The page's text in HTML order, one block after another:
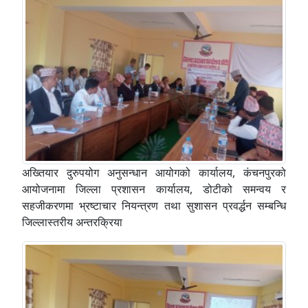
अख्तियार दुरुपयोग अनुसन्धान आयोगको कार्यालय, कंचनपुरको
आयोजनामा जिल्ला प्रशासन कार्यालय, डोटीको समन्वय र
सहजीकरणमा भ्रष्टाचार नियन्त्रण तथा सुशासन प्रवर्द्धन सम्बन्धि
जिल्लास्तरीय अन्तरक्रिया